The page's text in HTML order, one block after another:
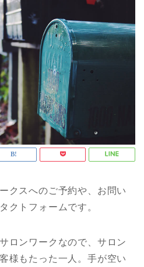
クスへのご予約や、お問い
クトフォームです。
ロンワークなので、サロン
様もたった一人。手が空い